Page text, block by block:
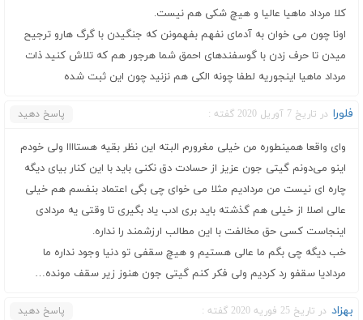
کلا مرداد ماهیا عالیا و هیچ شکی هم نیست.
اونا چون می خوان به آدمای نفهم بفهمونن که جنگیدن با گرگ هارو ترجیح
میدن تا حرف زدن با گوسفندهای احمق شما هرجور هم که تلاش کنید ذات
مرداد ماهیا اینجوریه لطفا چونه الکی هم نزنید چون این ثبت شده
فلورا در تاریخ 7 آوریل 2020 گفته : پاسخ دهید
وای واقعا همینطوره من خیلی مغرورم البته این نظر بقیه هستاااا ولی خودم
اینو می‌دونم گیتی جون عزیز از حسادت دق نکنی باید با این کنار بیای دیگه
چاره ای نیست من مردادیم مثلا می خوای چی بگی اعتماد بنفسم هم خیلی
عالی اصلا از خیلی هم گذشته باید بری ادب یاد بگیری تا وقتی یه مردادی
اینجاست کسی حق مخالفت با این مطالب ارزشمند را نداره.
خب دیگه چی بگم ما عالی هستیم و هیچ سقفی تو دنیا وجود نداره ما
مردادیا سقفو رد کردیم ولی فکر کنم گیتی جون هنوز زیر سقف مونده…
بهزاد در تاریخ 25 فوریه 2020 گفته : پاسخ دهید